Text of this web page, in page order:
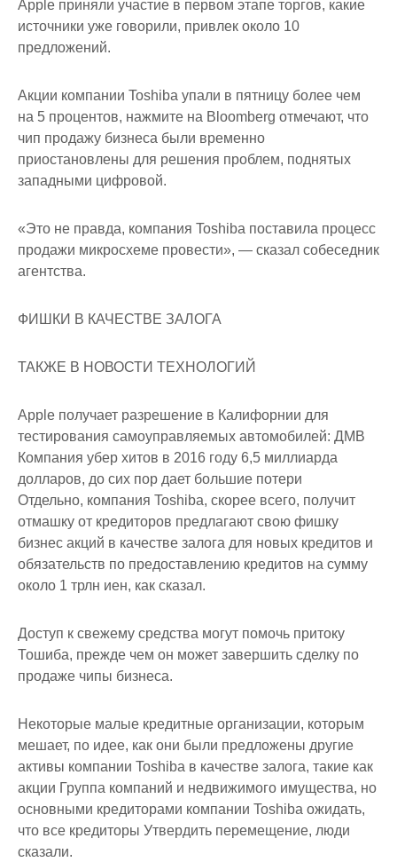
Apple приняли участие в первом этапе торгов, какие
источники уже говорили, привлек около 10
предложений.
Акции компании Toshiba упали в пятницу более чем
на 5 процентов, нажмите на Bloomberg отмечают, что
чип продажу бизнеса были временно
приостановлены для решения проблем, поднятых
западными цифровой.
«Это не правда, компания Toshiba поставила процесс
продажи микросхеме провести», — сказал собеседник
агентства.
ФИШКИ В КАЧЕСТВЕ ЗАЛОГА
ТАКЖЕ В НОВОСТИ ТЕХНОЛОГИЙ
Apple получает разрешение в Калифорнии для
тестирования самоуправляемых автомобилей: ДМВ
Компания убер хитов в 2016 году 6,5 миллиарда
долларов, до сих пор дает большие потери
Отдельно, компания Toshiba, скорее всего, получит
отмашку от кредиторов предлагают свою фишку
бизнес акций в качестве залога для новых кредитов и
обязательств по предоставлению кредитов на сумму
около 1 трлн иен, как сказал.
Доступ к свежему средства могут помочь притоку
Тошиба, прежде чем он может завершить сделку по
продаже чипы бизнеса.
Некоторые малые кредитные организации, которым
мешает, по идее, как они были предложены другие
активы компании Toshiba в качестве залога, такие как
акции Группа компаний и недвижимого имущества, но
основными кредиторами компании Toshiba ожидать,
что все кредиторы Утвердить перемещение, люди
сказали.